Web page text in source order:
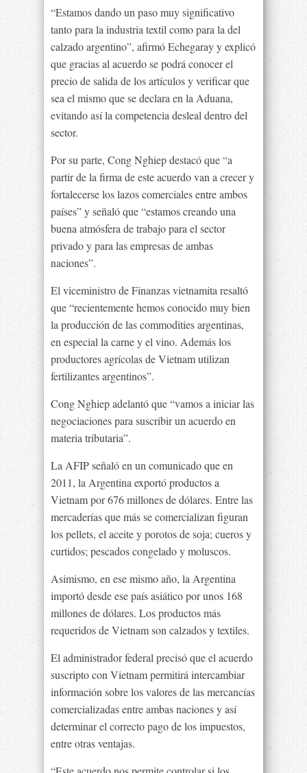
“Estamos dando un paso muy significativo
tanto para la industria textil como para la del
calzado argentino”, afirmó Echegaray y explicó
que gracias al acuerdo se podrá conocer el
precio de salida de los artículos y verificar que
sea el mismo que se declara en la Aduana,
evitando así la competencia desleal dentro del
sector.
Por su parte, Cong Nghiep destacó que “a
partir de la firma de este acuerdo van a crecer y
fortalecerse los lazos comerciales entre ambos
países” y señaló que “estamos creando una
buena atmósfera de trabajo para el sector
privado y para las empresas de ambas
naciones”.
El viceministro de Finanzas vietnamita resaltó
que “recientemente hemos conocido muy bien
la producción de las commodities argentinas,
en especial la carne y el vino. Además los
productores agrícolas de Vietnam utilizan
fertilizantes argentinos”.
Cong Nghiep adelantó que “vamos a iniciar las
negociaciones para suscribir un acuerdo en
materia tributaria”.
La AFIP señaló en un comunicado que en
2011, la Argentina exportó productos a
Vietnam por 676 millones de dólares. Entre las
mercaderías que más se comercializan figuran
los pellets, el aceite y porotos de soja; cueros y
curtidos; pescados congelado y moluscos.
Asimismo, en ese mismo año, la Argentina
importó desde ese país asiático por unos 168
millones de dólares. Los productos más
requeridos de Vietnam son calzados y textiles.
El administrador federal precisó que el acuerdo
suscripto con Vietnam permitirá intercambiar
información sobre los valores de las mercancías
comercializadas entre ambas naciones y así
determinar el correcto pago de los impuestos,
entre otras ventajas.